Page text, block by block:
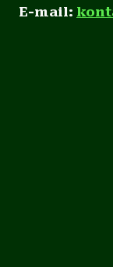
E-mail: